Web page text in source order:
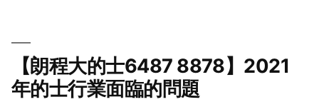
【朗程大的士6487 8878】2021
年的士行業面臨的問題